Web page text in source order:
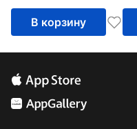
В корзину